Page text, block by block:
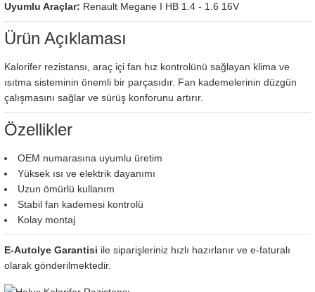
Uyumlu Araçlar: Renault Megane I HB 1.4 - 1.6 16V
Ürün Açıklaması
Kalorifer rezistansı, araç içi fan hız kontrolünü sağlayan klima ve
ısıtma sisteminin önemli bir parçasıdır. Fan kademelerinin düzgün
çalışmasını sağlar ve sürüş konforunu artırır.
Özellikler
OEM numarasına uyumlu üretim
Yüksek ısı ve elektrik dayanımı
Uzun ömürlü kullanım
Stabil fan kademesi kontrolü
Kolay montaj
E-Autolye Garantisi ile siparişleriniz hızlı hazırlanır ve e-faturalı
olarak gönderilmektedir.